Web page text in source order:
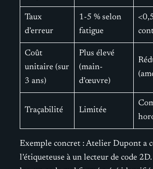
Taux
d’erreur
1-5 % selon
fatigue
Coût
unitaire (sur
3 ans)
Plus élevé
(main-
d’œuvre)
Traçabilité Limitée
Exemple concret : Atelier Dupont a
l’étiqueteuse à un lecteur de code